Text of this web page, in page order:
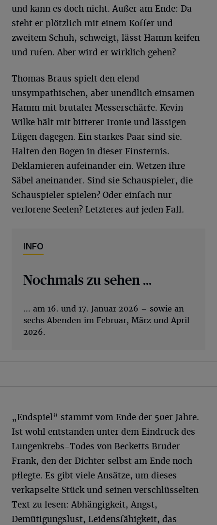
und kann es doch nicht. Außer am Ende: Da
steht er plötzlich mit einem Koffer und
zweitem Schuh, schweigt, lässt Hamm keifen
und rufen. Aber wird er wirklich gehen?
Thomas Braus spielt den elend
unsympathischen, aber unendlich einsamen
Hamm mit brutaler Messerschärfe. Kevin
Wilke hält mit bitterer Ironie und lässigen
Lügen dagegen. Ein starkes Paar sind sie.
Halten den Bogen in dieser Finsternis.
Deklamieren aufeinander ein. Wetzen ihre
Säbel aneinander. Sind sie Schauspieler, die
Schauspieler spielen? Oder einfach nur
verlorene Seelen? Letzteres auf jeden Fall.
INFO
Nochmals zu sehen ...
... am 16. und 17. Januar 2026 – sowie an
sechs Abenden im Februar, März und April
2026.
„Endspiel“ stammt vom Ende der 50er Jahre.
Ist wohl entstanden unter dem Eindruck des
Lungenkrebs-Todes von Becketts Bruder
Frank, den der Dichter selbst am Ende noch
pflegte. Es gibt viele Ansätze, um dieses
verkapselte Stück und seinen verschlüsselten
Text zu lesen: Abhängigkeit, Angst,
Demütigungslust, Leidensfähigkeit, das